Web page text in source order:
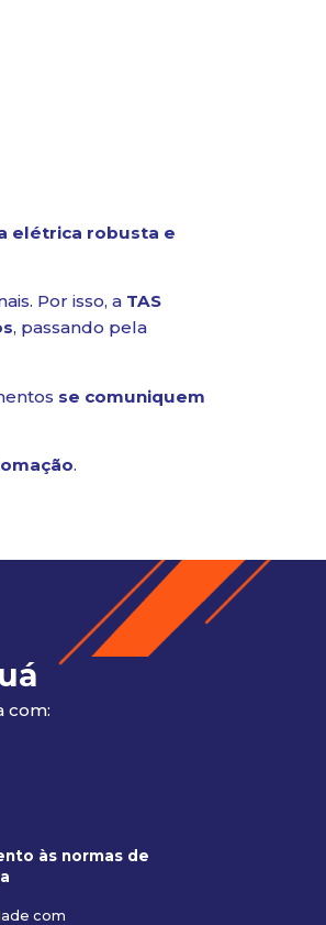
elétrica robusta e
Por isso, a TAS
, passando pela
se comuniquem
.
com:
às normas de
com